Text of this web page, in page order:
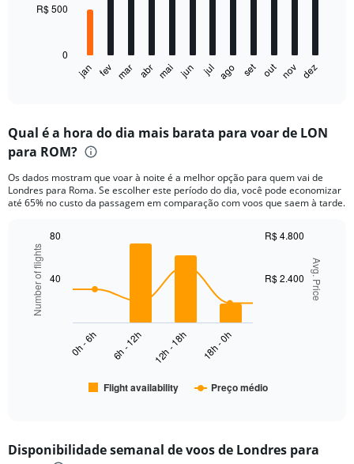
The
Range:
12
The
chart
has
axis
displaying
values.
Range:
jan fev mar abr mai jun jul ago set out nov dez
0
R$ 500
Qual é a hora do dia mais barata para voar de LON
para ROM?
Os dados mostram que voar à noite é a melhor opção para quem vai de
Londres para Roma. Se escolher este período do dia, você pode economizar
até 65% no custo da passagem em comparação com voos que saem à tarde.
Combination
chart
with
data
series.
categories.
Chart
graphic.
Avg. Price
Number of flights
Flight availability Preço médio
0h - 6h 6h - 12h 12h - 18h 18h - 0h
R$ 4.800
R$ 2.400
40
80
Disponibilidade semanal de voos de Londres para